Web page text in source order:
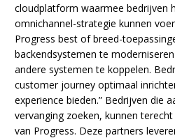
cloudplatform waarmee bedrijven
omnichannel-strategie kunnen
Progress best of breed-
backendsystemen te
andere systemen te koppelen.
customer journey optimaal
experience bieden.” Bedrijven die
vervanging zoeken, kunnen
van Progress. Deze partners